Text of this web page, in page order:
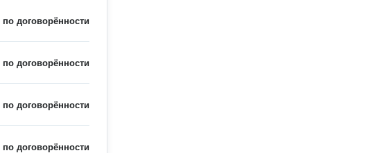
по договорённости
по договорённости
по договорённости
по договорённости